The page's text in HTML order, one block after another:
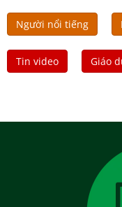
Người nổi tiếng
Tin video Giáo